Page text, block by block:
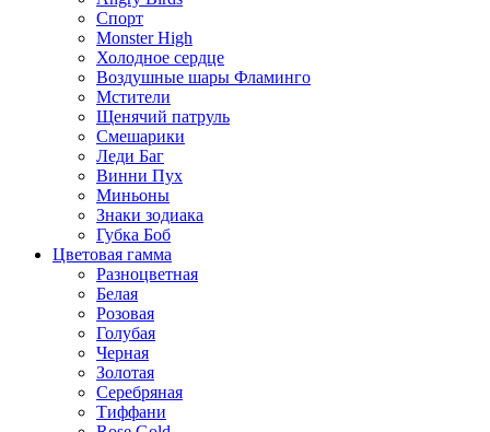
Спорт
Monster High
Холодное сердце
Воздушные шары Фламинго
Мстители
Щенячий патруль
Смешарики
Леди Баг
Винни Пух
Миньоны
Знаки зодиака
Губка Боб
Цветовая гамма
Разноцветная
Белая
Розовая
Голубая
Черная
Золотая
Серебряная
Тиффани